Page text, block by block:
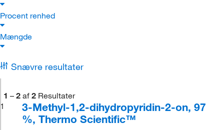
Procent renhed
Mængde
Snævre resultater
1 – 2 af 2 Resultater
1
3-Methyl-1,2-dihydropyridin-2-on, 97
%, Thermo Scientific™